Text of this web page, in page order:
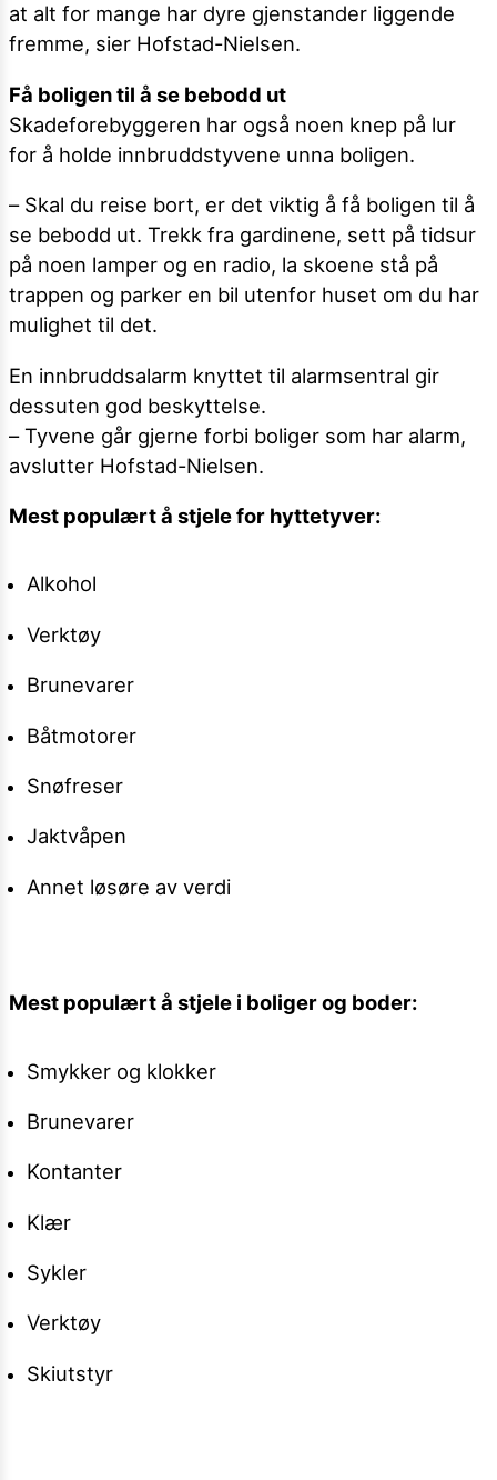
at alt for mange har dyre gjenstander liggende
fremme, sier Hofstad-Nielsen.
Få boligen til å se bebodd ut
Skadeforebyggeren har også noen knep på lur
for å holde innbruddstyvene unna boligen.
– Skal du reise bort, er det viktig å få boligen til å
se bebodd ut. Trekk fra gardinene, sett på tidsur
på noen lamper og en radio, la skoene stå på
trappen og parker en bil utenfor huset om du har
mulighet til det.
En innbruddsalarm knyttet til alarmsentral gir
dessuten god beskyttelse.
– Tyvene går gjerne forbi boliger som har alarm,
avslutter Hofstad-Nielsen.
Mest populært å stjele for hyttetyver:
Alkohol
Verktøy
Brunevarer
Båtmotorer
Snøfreser
Jaktvåpen
Annet løsøre av verdi
Mest populært å stjele i boliger og boder:
Smykker og klokker
Brunevarer
Kontanter
Klær
Sykler
Verktøy
Skiutstyr